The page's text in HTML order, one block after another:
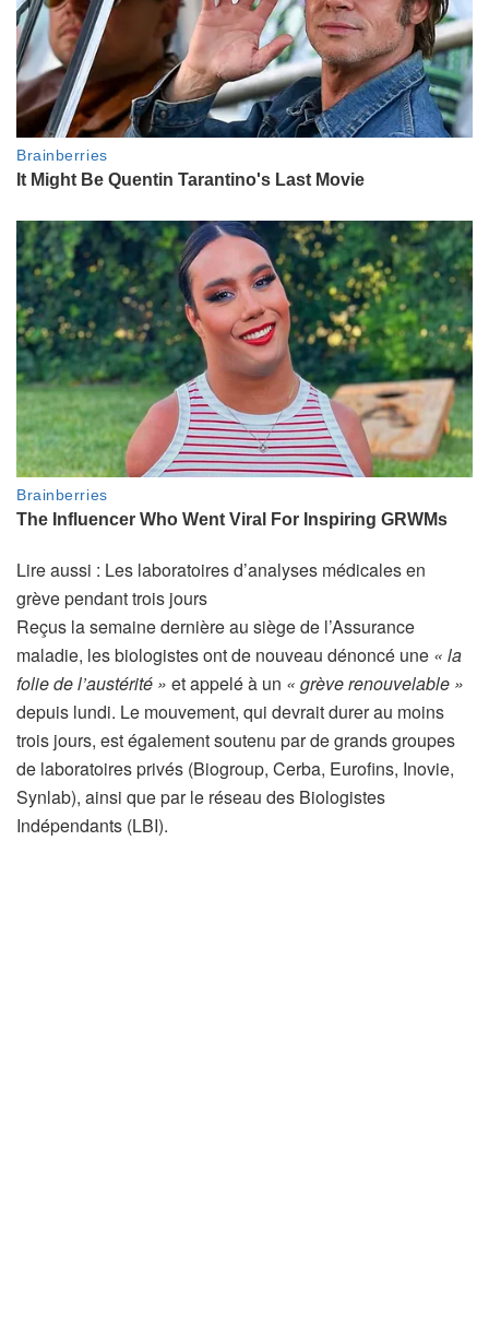
Lire aussi : A
r
t
i
c
l
e
r
é
s
Les laboratoires d’analyses médicales en
grève pendant trois jours
Reçus la semaine dernière au siège de l’Assurance
maladie, les biologistes ont de nouveau dénoncé une « la
folie de l’austérité » et appelé à un « grève renouvelable »
depuis lundi. Le mouvement, qui devrait durer au moins
trois jours, est également soutenu par de grands groupes
de laboratoires privés (Biogroup, Cerba, Eurofins, Inovie,
Synlab), ainsi que par le réseau des Biologistes
Indépendants (LBI).